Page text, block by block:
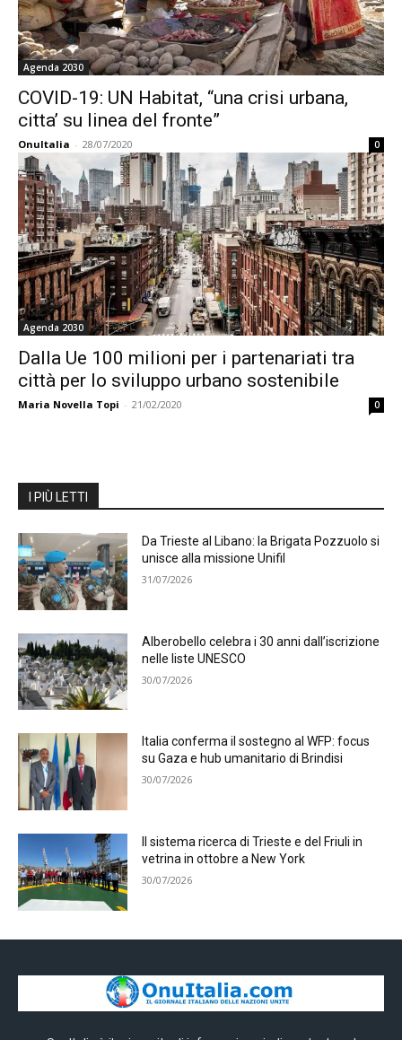
Agenda 2030
COVID-19: UN Habitat, “una crisi urbana,
citta’ su linea del fronte”
OnuItalia - 28/07/2020 0
Agenda 2030
Dalla Ue 100 milioni per i partenariati tra
città per lo sviluppo urbano sostenibile
Maria Novella Topi - 21/02/2020 0
I PIÙ LETTI
Da Trieste al Libano: la Brigata Pozzuolo si
unisce alla missione Unifil
31/07/2026
Alberobello celebra i 30 anni dall’iscrizione
nelle liste UNESCO
30/07/2026
Italia conferma il sostegno al WFP: focus
su Gaza e hub umanitario di Brindisi
30/07/2026
Il sistema ricerca di Trieste e del Friuli in
vetrina in ottobre a New York
30/07/2026